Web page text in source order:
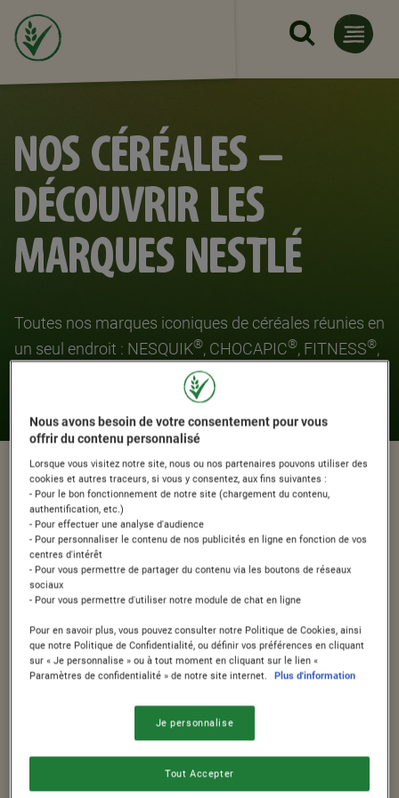
Aller au contenu principal
NOS CÉRÉALES -
DÉCOUVRIR LES
MARQUES NESTLÉ
Toutes nos marques iconiques de céréales réunies en
un seul endroit : NESQUIK®, CHOCAPIC®, FITNESS®,
, CRUNCH®, COOKIE CRISP
®et GOLDEN GRAHAMS
LES CÉRÉALES NESTLÉ®
POUR VOTRE PETIT-
DÉJEUNER​
Explorez nos marques de céréales
NESTLE®, chacune conçue pour
répondre aux goûts et aux envies
spécifiques de toute la famille. Envie
d’un moment en toute simplicité
après un réveil léger, plutôt
Nous avons besoin de votre consentement pour vous
offrir du contenu personnalisé
Lorsque vous visitez notre site, nous ou nos partenaires pouvons utiliser des
cookies et autres traceurs, si vous y consentez, aux fins suivantes :
- Pour le bon fonctionnement de notre site (chargement du contenu,
authentification, etc.)
- Pour effectuer une analyse d'audience
- Pour personnaliser le contenu de nos publicités en ligne en fonction de vos
centres d'intérêt
- Pour vous permettre de partager du contenu via les boutons de réseaux
sociaux
- Pour vous permettre d'utiliser notre module de chat en ligne
Pour en savoir plus, vous pouvez consulter notre Politique de Cookies, ainsi
que notre Politique de Confidentialité, ou définir vos préférences en cliquant
sur « Je personnalise » ou à tout moment en cliquant sur le lien «
Paramètres de confidentialité » de notre site internet.
Plus d'information
Je personnalise
Tout Accepter